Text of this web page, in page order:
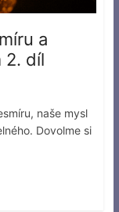
a
2. díl
naše mysl
Dovolme si